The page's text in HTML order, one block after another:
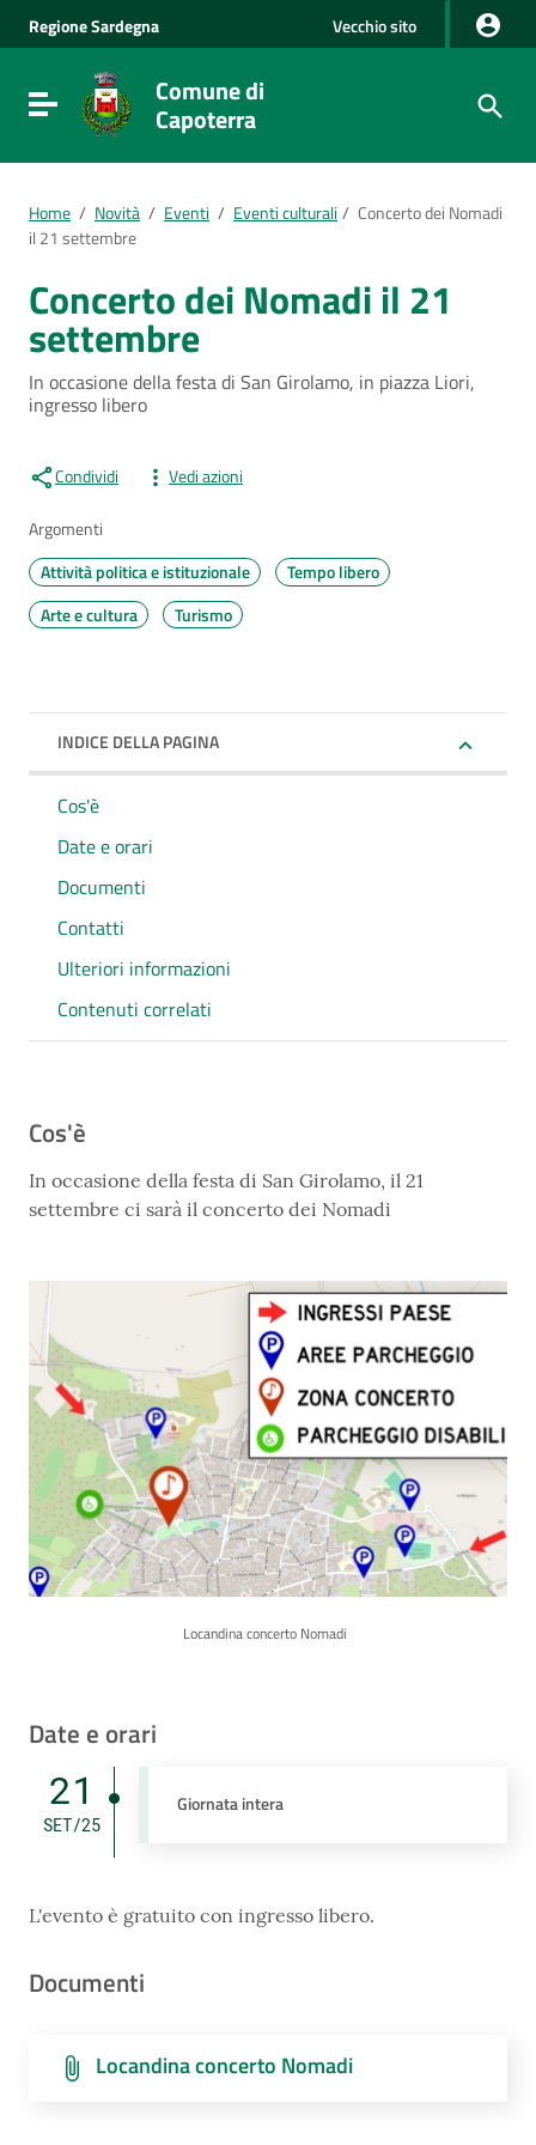
Vai alla navigazione del sito
Vai al Footer
RegioneSardegna Vecchio sito
Visualizza/nascondi menu di navigazione
Comune di
Capoterra
Home / Novità / Eventi / Eventi culturali / Concerto dei Nomadi
il 21 settembre
Concerto dei Nomadi il 21
settembre
In occasione della festa di San Girolamo, in piazza Liori,
ingresso libero
Condividi Vedi azioni
Argomenti
Attività politica e istituzionale
Tempo libero
Arte e cultura
Turismo
INDICE DELLA PAGINA
Cos'è
Date e orari
Documenti
Contatti
Ulteriori informazioni
Contenuti correlati
Cos'è
In occasione della festa di San Girolamo, il 21
settembre ci sarà il concerto dei Nomadi
Locandina concerto Nomadi
Date e orari
21
SET/25
Giornata intera
L'evento è gratuito con ingresso libero.
Documenti
Locandina concerto Nomadi